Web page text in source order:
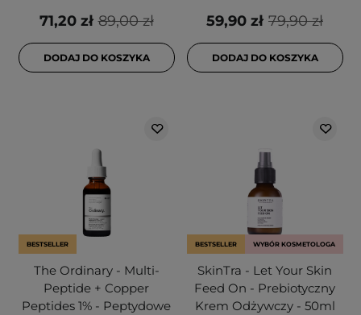
89,00 zł
71,20 zł
DODAJ DO KOSZYKA
79,90 zł
59,90 zł
DODAJ DO KOSZYKA
BESTSELLER
The Ordinary - Multi-
Peptide + Copper
Peptides 1% - Peptydowe
BESTSELLER WYBÓR KOSMETOLOGA
SkinTra - Let Your Skin
Feed On - Prebiotyczny
Krem Odżywczy - 50ml